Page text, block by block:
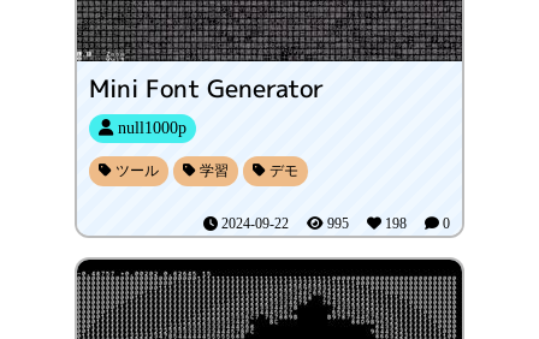
Mini Font Generator
null1000p
ツール 学習 デモ
2024-09-22 995 198 0